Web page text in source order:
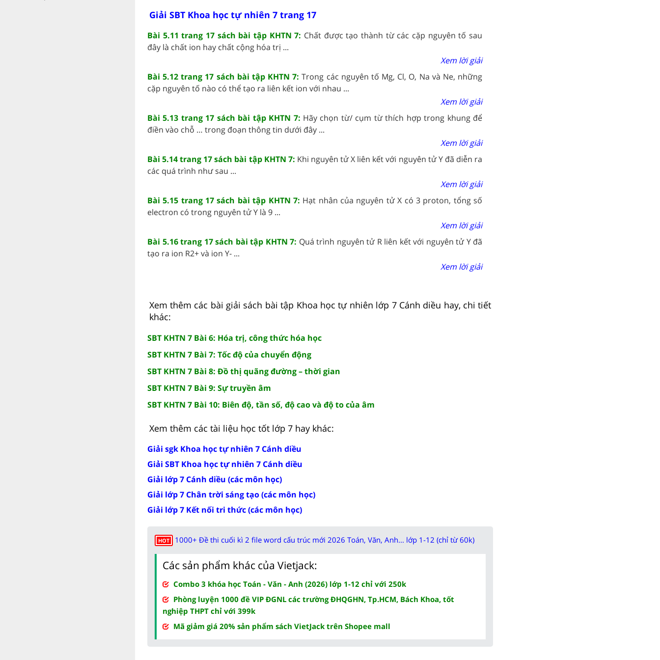
Giải SBT Khoa học tự nhiên 7 trang 17
Bài 5.11 trang 17 sách bài tập KHTN 7: Chất được tạo thành từ các cặp nguyên tố sau
đây là chất ion hay chất cộng hóa trị ...
Xem lời giải
Bài 5.12 trang 17 sách bài tập KHTN 7:Trong các nguyên tố Mg, Cl, O, Na và Ne, những
cặp nguyên tố nào có thể tạo ra liên kết ion với nhau ...
Xem lời giải
Bài 5.13 trang 17 sách bài tập KHTN 7: Hãy chọn từ/ cụm từ thích hợp trong khung để
điền vào chỗ … trong đoạn thông tin dưới đây ...
Xem lời giải
Bài 5.14 trang 17 sách bài tập KHTN 7: Khi nguyên tử X liên kết với nguyên tử Y đã diễn ra
các quá trình như sau ...
Xem lời giải
Bài 5.15 trang 17 sách bài tập KHTN 7: Hạt nhân của nguyên tử X có 3 proton, tổng số
electron có trong nguyên tử Y là 9 ...
Xem lời giải
Bài 5.16 trang 17 sách bài tập KHTN 7: Quá trình nguyên tử R liên kết với nguyên tử Y đã
tạo ra ion R2+ và ion Y- ...
Xem lời giải
Xem thêm các bài giải sách bài tập Khoa học tự nhiên lớp 7 Cánh diều hay, chi tiết
khác:
SBT KHTN 7 Bài 6: Hóa trị, công thức hóa học
SBT KHTN 7 Bài 7: Tốc độ của chuyển động
SBT KHTN 7 Bài 8: Đồ thị quãng đường – thời gian
SBT KHTN 7 Bài 9: Sự truyền âm
SBT KHTN 7 Bài 10: Biên độ, tần số, độ cao và độ to của âm
Xem thêm các tài liệu học tốt lớp 7 hay khác:
Giải sgk Khoa học tự nhiên 7 Cánh diều
Giải SBT Khoa học tự nhiên 7 Cánh diều
Giải lớp 7 Cánh diều (các môn học)
Giải lớp 7 Chân trời sáng tạo (các môn học)
Giải lớp 7 Kết nối tri thức (các môn học)
HOT 1000+ Đề thi cuối kì 2 file word cấu trúc mới 2026 Toán, Văn, Anh... lớp 1-12 (chỉ từ 60k)
Các sản phẩm khác của Vietjack:
Combo 3 khóa học Toán - Văn - Anh (2026) lớp 1-12 chỉ với 250k
Phòng luyện 1000 đề VIP ĐGNL các trường ĐHQGHN, Tp.HCM, Bách Khoa, tốt
nghiệp THPT chỉ với 399k
Mã giảm giá 20% sản phẩm sách VietJack trên Shopee mall